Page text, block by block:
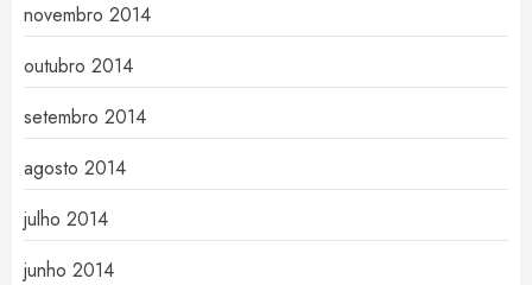
novembro 2014
outubro 2014
setembro 2014
agosto 2014
julho 2014
junho 2014